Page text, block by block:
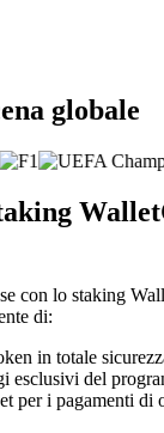
globale
con lo staking
di:
in totale
esclusivi del
per i pagamenti di